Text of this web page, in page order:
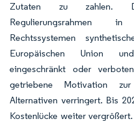
Zutaten zu zahlen.
Regulierungsrahmen
Rechtssystemen
Europäischen Union
eingeschränkt oder
getriebene Motivation
Alternativen verringert. Bis
Kostenlücke weiter